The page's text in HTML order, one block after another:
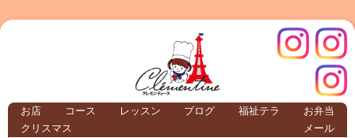
お店 コース レッスン ブログ 福祉テラ
お弁当
クリスマス
メール
インス
クレモ